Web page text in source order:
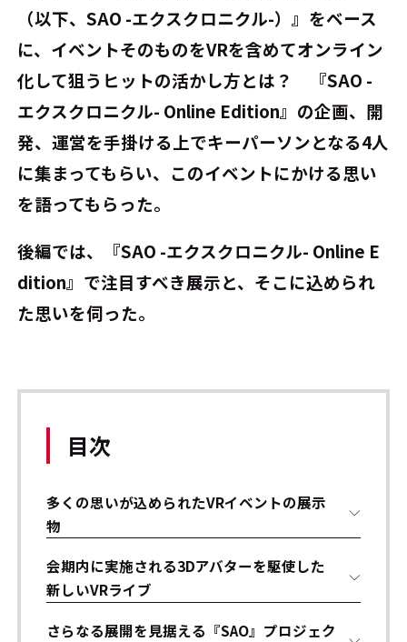
（以下、SAO -エクスクロニクル-）』をベース
に、イベントそのものをVRを含めてオンライン
化して狙うヒットの活かし方とは？ 『SAO -
エクスクロニクル- Online Edition』の企画、開
発、運営を手掛ける上でキーパーソンとなる4人
に集まってもらい、このイベントにかける思い
を語ってもらった。
後編では、『SAO -エクスクロニクル- Online E
dition』で注目すべき展示と、そこに込められ
た思いを伺った。
目次
多くの思いが込められたVRイベントの展示
物
会期内に実施される3Dアバターを駆使した
新しいVRライブ
さらなる展開を見据える『SAO』プロジェク